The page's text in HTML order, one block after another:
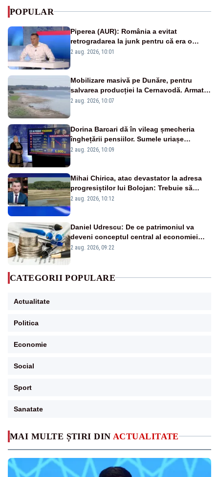
MAI MULTE ȘTIRI DIN ACTUALITATE
POPULAR
Piperea (AUR): România a evitat
retrogradarea la junk pentru că era o
catastrofă pentru bănci și fondurile de
2 aug. 2026, 10:01
Mobilizare masivă pe Dunăre, pentru
salvarea producției la Cernavodă. Armata
va detona o stâncă și va devia apa
2 aug. 2026, 10:07
Dorina Barcari dă în vileag șmecheria
înghețării pensiilor. Sumele uriașe
pierdute de fiecare român
2 aug. 2026, 10:09
Mihai Chirica, atac devastator la adresa
progresiștilor lui Bolojan: Trebuie să
protejăm și natura, dar nu șținem omaneii
2 aug. 2026, 10:12
Daniel Udrescu: De ce patrimoniul va
deveni conceptul central al economiei
viitoare?
2 aug. 2026, 09:22
CATEGORII POPULARE
Actualitate
Politica
Economie
Social
Sport
Sanatate